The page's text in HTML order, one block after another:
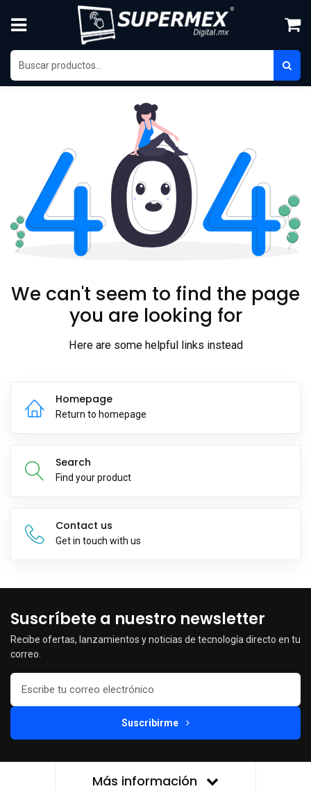
We can't seem to find the page
you are looking for
Here are some helpful links instead
Homepage
Return to homepage
Search
Find your product
Contact us
Get in touch with us
Suscríbete a nuestro newsletter
Recibe ofertas, lanzamientos y noticias de tecnología directo en tu
correo.
Suscribirme
Más información